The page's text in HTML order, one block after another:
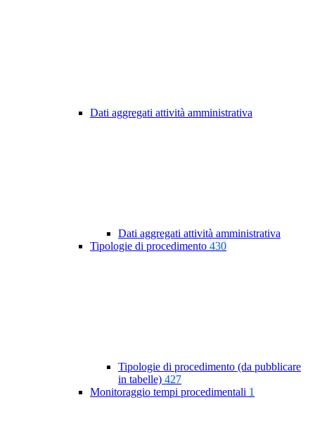
Dati aggregati attività amministrativa
Dati aggregati attività amministrativa
Tipologie di procedimento 430
Tipologie di procedimento (da pubblicare
in tabelle) 427
Monitoraggio tempi procedimentali 1